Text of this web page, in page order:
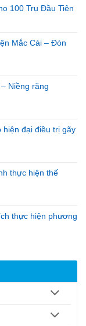
100 Trụ Đầu Tiên
Mắc Cài – Đón
Niềng răng
đại điều trị gãy
thực hiện thế
thực hiện phương